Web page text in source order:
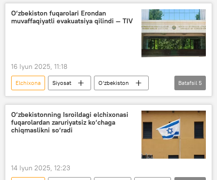
O‘zbekiston fuqarolari Erondan
muvaffaqiyatli evakuatsiya qilindi — TIV
16 Iyun 2025, 11:18
Elchixona Siyosat
O‘zbekiston
Eron
Turkmaniston
Ozarbayjon
Isroil
O‘zbekiston TIV
Batafsil 5
O‘zbekistonning Isroildagi elchixonasi
fuqarolardan zaruriyatsiz ko‘chaga
chiqmaslikni so‘radi
14 Iyun 2025, 12:23